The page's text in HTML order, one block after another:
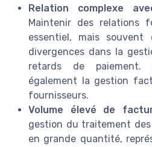
Relation complexe
Maintenir des relations
essentiel, mais
divergences dans la
retards de paiement.
également la gestion
fournisseurs.
Volume élevé de
gestion du traitement
en grande quantité,